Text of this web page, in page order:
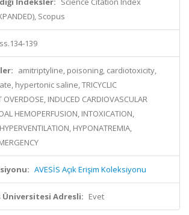
Scopus
ss.134-139
amitriptyline, poisoning, cardiotoxicity,
hypertonic saline, TRICYCLIC
OVERDOSE, INDUCED CARDIOVASCULAR
HEMOPERFUSION, INTOXICATION,
HYPONATREMIA,
AVESİS Açık Erişim Koleksiyonu
Üniversitesi Adresli: Evet